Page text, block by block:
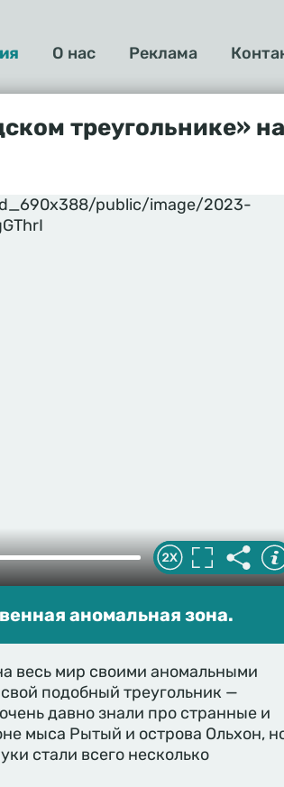
О нас Реклама
треугольнике» на
public/image/2023-
аномальная зона.
весь мир своими аномальными
подобный треугольник —
давно знали про странные и
мыса Рытый и острова Ольхон,
стали всего несколько